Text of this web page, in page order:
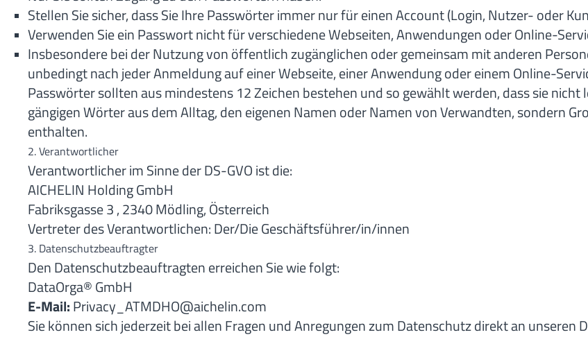
Stellen Sie sicher, dass Sie Ihre Passwörter immer nur für einen Account (Login, Nutzer- oder
Verwenden Sie ein Passwort nicht für verschiedene Webseiten, Anwendungen oder Online-
Insbesondere bei der Nutzung von öffentlich zugänglichen oder gemeinsam mit anderen
unbedingt nach jeder Anmeldung auf einer Webseite, einer Anwendung oder einem Online-
Passwörter sollten aus mindestens 12 Zeichen bestehen und so gewählt werden, dass sie
gängigen Wörter aus dem Alltag, den eigenen Namen oder Namen von Verwandten, sondern
enthalten.
2. Verantwortlicher
Verantwortlicher im Sinne der DS-GVO ist die:
AICHELIN Holding GmbH
Fabriksgasse 3 , 2340 Mödling, Österreich
Vertreter des Verantwortlichen: Der/Die Geschäftsführer/in/innen
3. Datenschutzbeauftragter
Den Datenschutzbeauftragten erreichen Sie wie folgt:
DataOrga® GmbH
E-Mail:Privacy_ATMDHO@aichelin.com
Sie können sich jederzeit bei allen Fragen und Anregungen zum Datenschutz direkt an